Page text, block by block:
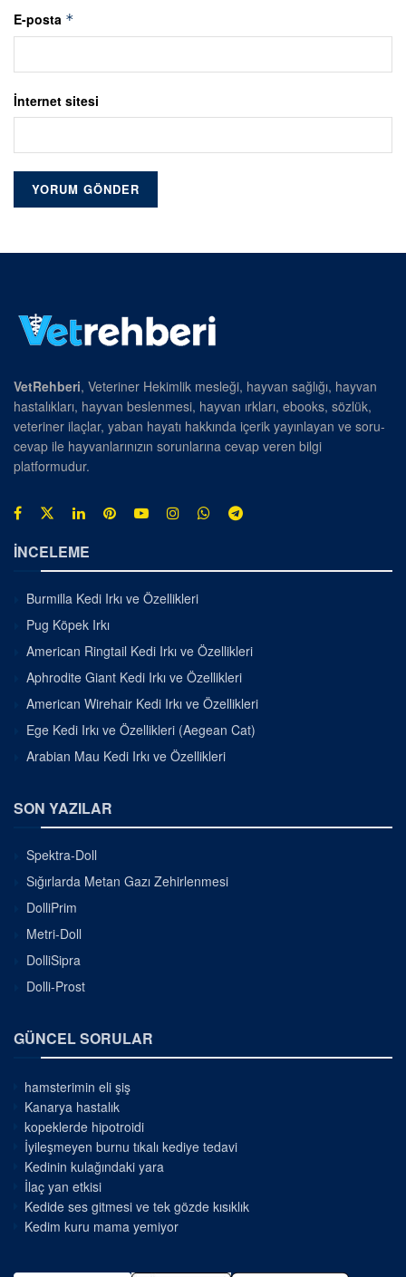
E-posta *
İnternet sitesi
VetRehberi, Veteriner Hekimlik mesleği, hayvan sağlığı, hayvan
hastalıkları, hayvan beslenmesi, hayvan ırkları, ebooks, sözlük,
veteriner ilaçlar, yaban hayatı hakkında içerik yayınlayan ve soru-
cevap ile hayvanlarınızın sorunlarına cevap veren bilgi
platformudur.
İNCELEME
Burmilla Kedi Irkı ve Özellikleri
Pug Köpek Irkı
American Ringtail Kedi Irkı ve Özellikleri
Aphrodite Giant Kedi Irkı ve Özellikleri
American Wirehair Kedi Irkı ve Özellikleri
Ege Kedi Irkı ve Özellikleri (Aegean Cat)
Arabian Mau Kedi Irkı ve Özellikleri
SON YAZILAR
Spektra-Doll
Sığırlarda Metan Gazı Zehirlenmesi
DolliPrim
Metri-Doll
DolliSipra
Dolli-Prost
GÜNCEL SORULAR
hamsterimin eli şiş
Kanarya hastalık
kopeklerde hipotroidi
İyileşmeyen burnu tıkalı kediye tedavi
Kedinin kulağındaki yara
İlaç yan etkisi
Kedide ses gitmesi ve tek gözde kısıklık
Kedim kuru mama yemiyor